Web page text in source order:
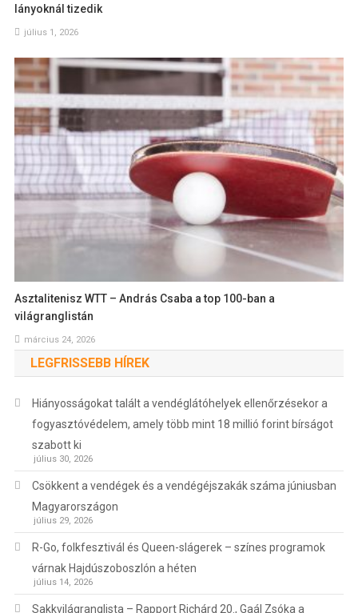
lányoknál tizedik
július 1, 2026
Asztalitenisz WTT – András Csaba a top 100-ban a
világranglistán
március 24, 2026
LEGFRISSEBB HÍREK
Hiányosságokat talált a vendéglátóhelyek ellenőrzésekor a
fogyasztóvédelem, amely több mint 18 millió forint bírságot
szabott ki
július 30, 2026
Csökkent a vendégek és a vendégéjszakák száma júniusban
Magyarországon
július 29, 2026
R-Go, folkfesztivál és Queen-slágerek – színes programok
várnak Hajdúszoboszlón a héten
július 14, 2026
Sakkvilágranglista – Rapport Richárd 20., Gaál Zsóka a